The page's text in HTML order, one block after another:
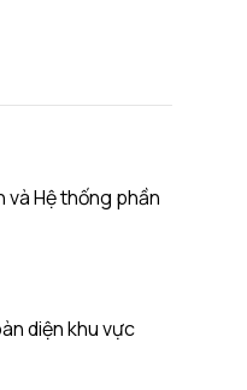
Hệ thống phần
diện khu vực